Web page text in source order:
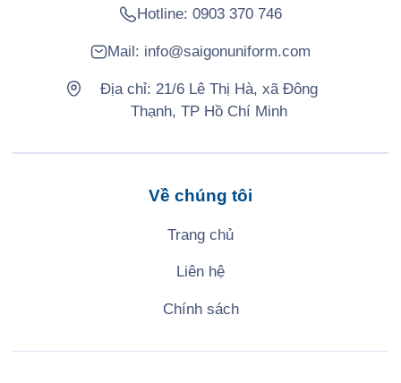
Hotline: 0903 370 746
Mail: info@saigonuniform.com
Địa chỉ: 21/6 Lê Thị Hà, xã Đông
Thạnh, TP Hồ Chí Minh
Về chúng tôi
Trang chủ
Liên hệ
Chính sách